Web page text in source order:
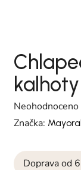
Průměrné
Neohodnoceno
Značka: Mayoral
Doprava od